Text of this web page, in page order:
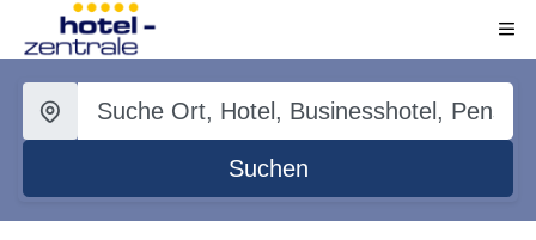
Suchen